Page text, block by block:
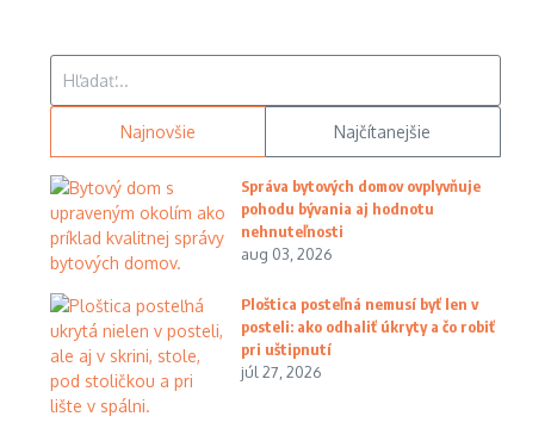
Najnovšie Najčítanejšie
Správa bytových domov ovplyvňuje
pohodu bývania aj hodnotu
nehnuteľnosti
aug 03, 2026
Ploštica posteľná nemusí byť len v
posteli: ako odhaliť úkryty a čo robiť
pri uštipnutí
júl 27, 2026